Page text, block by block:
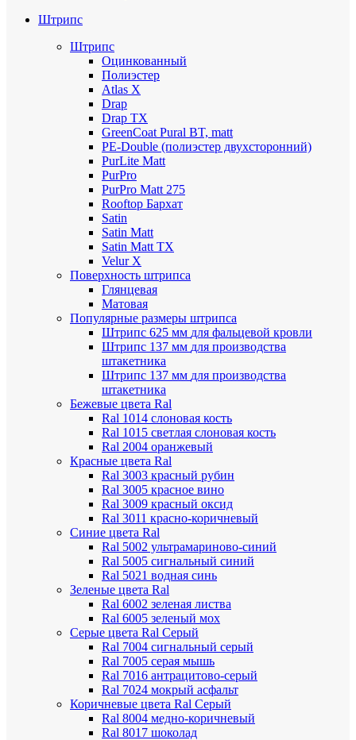
Штрипс
Штрипс
Оцинкованный
Полиэстер
Atlas X
Drap
Drap TX
GreenCoat Pural BT, matt
PE-Double (полиэстер двухсторонний)
PurLite Мatt
PurPro
PurPro Matt 275
Rooftop Бархат
Satin
Satin Мatt
Satin Matt TX
Velur X
Поверхность штрипса
Глянцевая
Матовая
Популярные размеры штрипса
Штрипс 625 мм для фальцевой кровли
Штрипс 137 мм для производства
штакетника
Штрипс 137 мм для производства
штакетника
Бежевые цвета Ral
Ral 1014 слоновая кость
Ral 1015 светлая слоновая кость
Ral 2004 оранжевый
Красные цвета Ral
Ral 3003 красный рубин
Ral 3005 красное вино
Ral 3009 красный оксид
Ral 3011 красно-коричневый
Синие цвета Ral
Ral 5002 ультрамариново-синий
Ral 5005 сигнальный синий
Ral 5021 водная синь
Зеленые цвета Ral
Ral 6002 зеленая листва
Ral 6005 зеленый мох
Серые цвета Ral Серый
Ral 7004 сигнальный серый
Ral 7005 серая мышь
Ral 7016 антрацитово-серый
Ral 7024 мокрый асфальт
Коричневые цвета Ral Серый
Ral 8004 медно-коричневый
Ral 8017 шоколад